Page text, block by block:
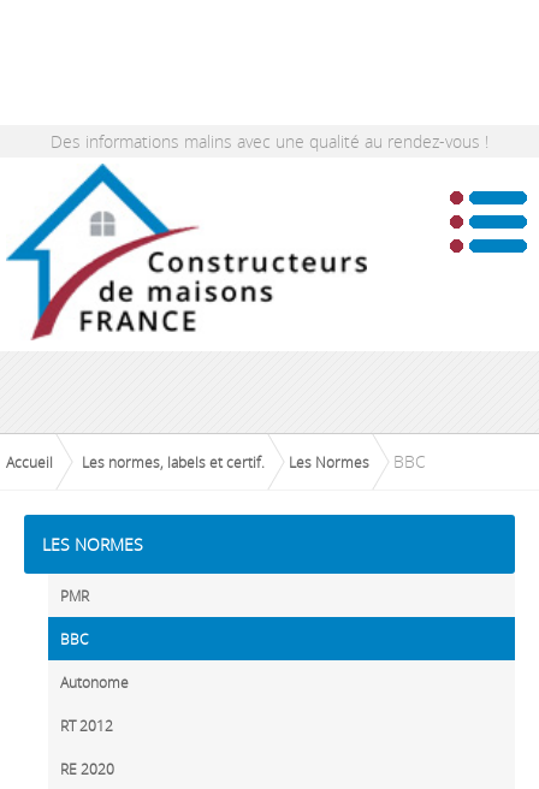
Des informations malins avec une qualité au rendez-vous !
Accueil Les normes, labels et certif. Les Normes BBC
LES NORMES
PMR
BBC
Autonome
RT 2012
RE 2020